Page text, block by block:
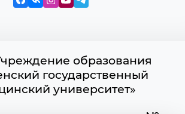
образования
государственный
университет»